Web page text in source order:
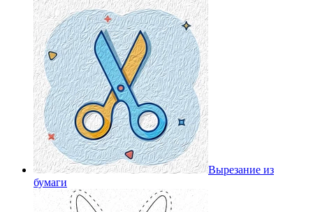
Вырезание из
бумаги